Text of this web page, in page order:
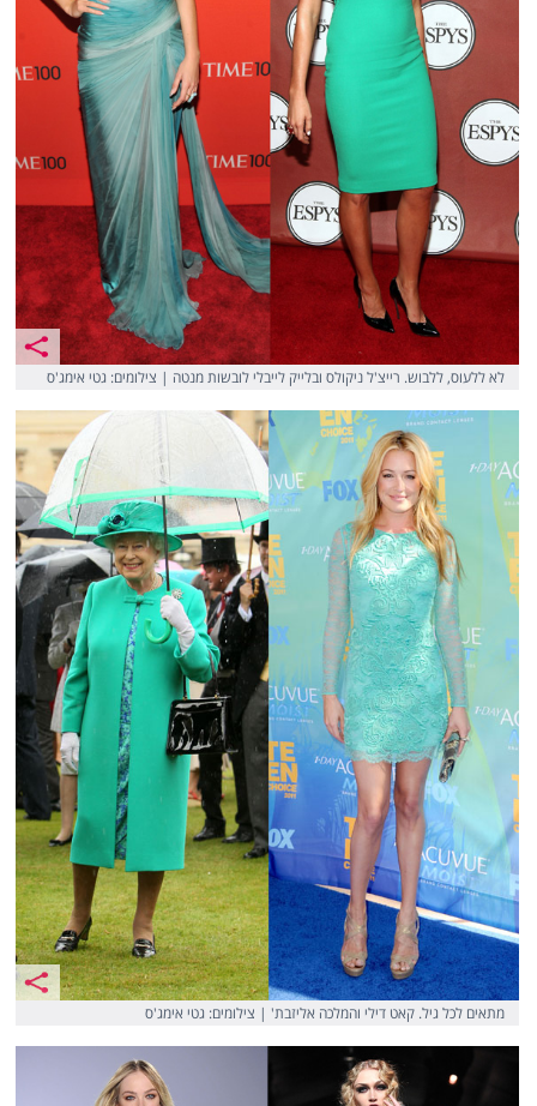
לא ללעוס, ללבוש. רייצ'ל ניקולס ובלייק לייבלי לובשות מנטה | צילומים: גטי אימג'ס
מתאים לכל גיל. קאט דילי והמלכה אליזבת' | צילומים: גטי אימג'ס